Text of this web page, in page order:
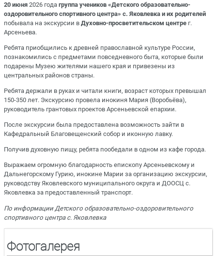
20 июня 2026 года группа учеников «Детского образовательно-
оздоровительного спортивного центра» с. Яковлевка и их родителей
побывала на экскурсии в Духовно-просветительском центре г.
Арсеньева.
Ребята приобщились к древней православной культуре России,
познакомились с предметами повседневного быта, которые были
подарены Музею жителями нашего края и привезены из
центральных районов страны.
Ребята держали в руках и читали книги, возраст которых превышал
150-350 лет. Экскурсию провела инокиня Мария (Воробьёва),
руководитель грантовых проектов Арсеньевской епархии.
После экскурсии была предоставлена возможность зайти в
Кафедральный Благовещенский собор и иконную лавку.
Получив духовную пищу, ребята пообедали в одном из кафе города.
Выражаем огромную благодарность епископу Арсеньевскому и
Дальнегорскому Гурию, инокине Марии за организацию экскурсии,
руководству Яковлевского муниципального округа и ДООСЦ с.
Яковлевка за предоставленный транспорт.
По информации Детского образовательно-оздоровительного
спортивного центра с. Яковлевка
Фотогалерея